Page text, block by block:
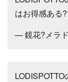
はお得感ある
— 鏡花?メラ